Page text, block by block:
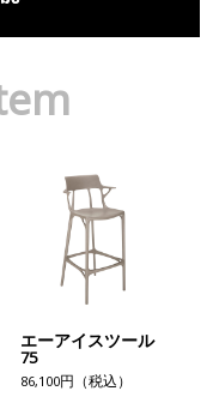
エーアイスツール
75
86,100円（税込）